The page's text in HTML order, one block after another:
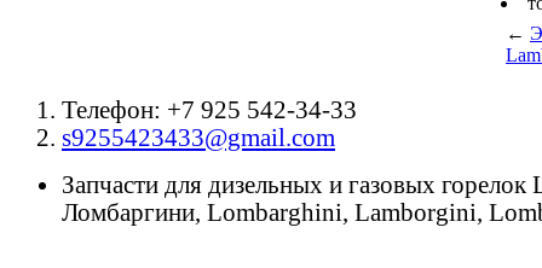
←
Телефон: +7 925 542-34-33
s9255423433@gmail.com
Запчасти для дизельных и газовых
Ломбаргини, Lombarghini, Lamborgini,